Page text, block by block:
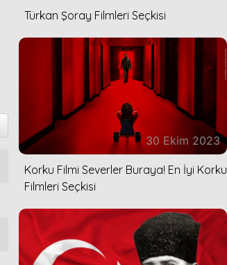
Türkan Şoray Filmleri Seçkisi
30 Ekim 2023
Korku Filmi Severler Buraya! En İyi Korku
Filmleri Seçkisi